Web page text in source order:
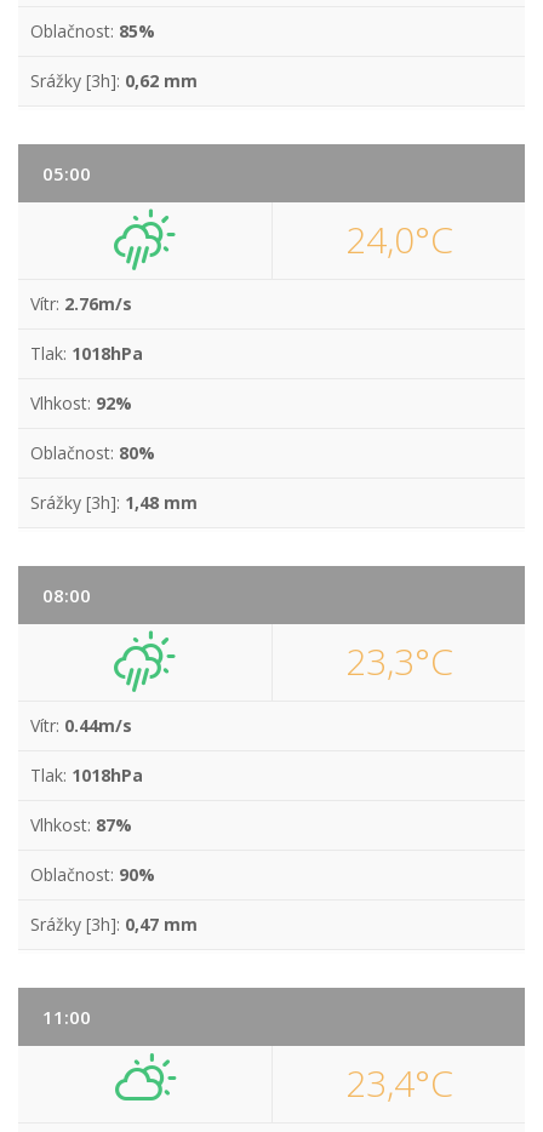
Oblačnost: 85%
Srážky [3h]: 0,62 mm
05:00
24,0°C
Vítr: 2.76m/s
Tlak: 1018hPa
Vlhkost: 92%
Oblačnost: 80%
Srážky [3h]: 1,48 mm
08:00
23,3°C
Vítr: 0.44m/s
Tlak: 1018hPa
Vlhkost: 87%
Oblačnost: 90%
Srážky [3h]: 0,47 mm
11:00
23,4°C